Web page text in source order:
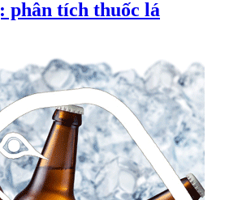
phân tích thuốc lá